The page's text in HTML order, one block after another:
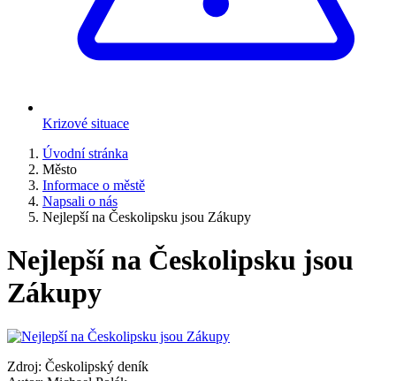
Krizové situace
Úvodní stránka
Město
Informace o městě
Napsali o nás
Nejlepší na Českolipsku jsou Zákupy
Nejlepší na Českolipsku jsou
Zákupy
Zdroj: Českolipský deník